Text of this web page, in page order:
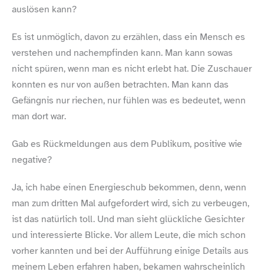
auslösen kann?
Es ist unmöglich, davon zu erzählen, dass ein Mensch es
verstehen und nachempfinden kann. Man kann sowas
nicht spüren, wenn man es nicht erlebt hat. Die Zuschauer
konnten es nur von außen betrachten. Man kann das
Gefängnis nur riechen, nur fühlen was es bedeutet, wenn
man dort war.
Gab es Rückmeldungen aus dem ­Publikum, positive wie
negative?
Ja, ich habe einen Energieschub bekommen, denn, wenn
man zum dritten Mal aufgefordert wird, sich zu verbeugen,
ist das natürlich toll. Und man sieht glückliche Gesichter
und interessierte Blicke. Vor allem Leute, die mich schon
vorher kannten und bei der Aufführung einige Details aus
meinem Leben erfahren haben, bekamen wahrscheinlich